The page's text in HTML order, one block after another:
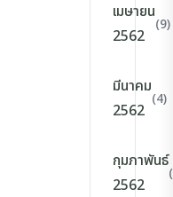
เมษายน
2562
(9)
มีนาคม
2562
(4)
กุมภาพันธ์
2562